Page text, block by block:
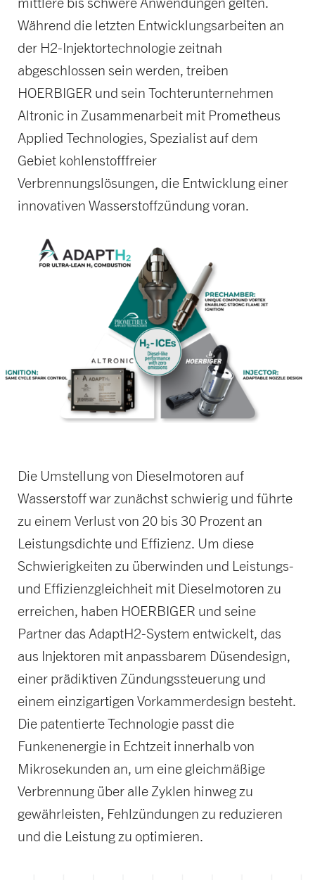
Während die letzten Entwicklungsarbeiten an
der H2-Injektortechnologie zeitnah
abgeschlossen sein werden, treiben
HOERBIGER und sein Tochterunternehmen
Altronic in Zusammenarbeit mit Prometheus
Applied Technologies, Spezialist auf dem
Gebiet kohlenstofffreier
Verbrennungslösungen, die Entwicklung einer
innovativen Wasserstoffzündung voran.
Die Umstellung von Dieselmotoren auf
Wasserstoff war zunächst schwierig und führte
zu einem Verlust von 20 bis 30 Prozent an
Leistungsdichte und Effizienz. Um diese
Schwierigkeiten zu überwinden und Leistungs-
und Effizienzgleichheit mit Dieselmotoren zu
erreichen, haben HOERBIGER und seine
Partner das AdaptH2-System entwickelt, das
aus Injektoren mit anpassbarem Düsendesign,
einer prädiktiven Zündungssteuerung und
einem einzigartigen Vorkammerdesign besteht.
Die patentierte Technologie passt die
Funkenenergie in Echtzeit innerhalb von
Mikrosekunden an, um eine gleichmäßige
Verbrennung über alle Zyklen hinweg zu
gewährleisten, Fehlzündungen zu reduzieren
und die Leistung zu optimieren.